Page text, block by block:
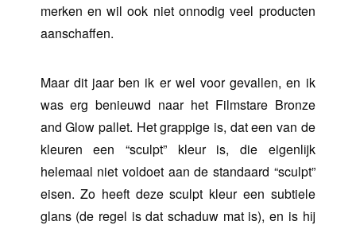
merken en wil ook niet onnodig veel producten
aanschaffen.
Maar dit jaar ben ik er wel voor gevallen, en ik
was erg benieuwd naar het Filmstare Bronze
and Glow pallet. Het grappige is, dat een van de
kleuren een “sculpt” kleur is, die eigenlijk
helemaal niet voldoet aan de standaard “sculpt”
eisen. Zo heeft deze sculpt kleur een subtiele
glans (de regel is dat schaduw mat is), en is hij